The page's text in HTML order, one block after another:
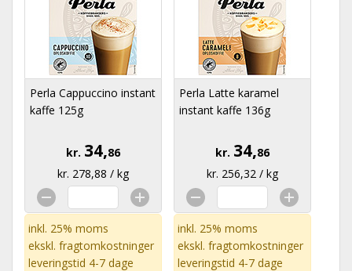
Perla Cappuccino instant
kaffe 125g
kr. 34,86
kr. 278,88 / kg
inkl. 25% moms
ekskl. fragtomkostninger
leveringstid 4-7 dage
Perla Latte karamel
instant kaffe 136g
kr. 34,86
kr. 256,32 / kg
inkl. 25% moms
ekskl. fragtomkostninger
leveringstid 4-7 dage